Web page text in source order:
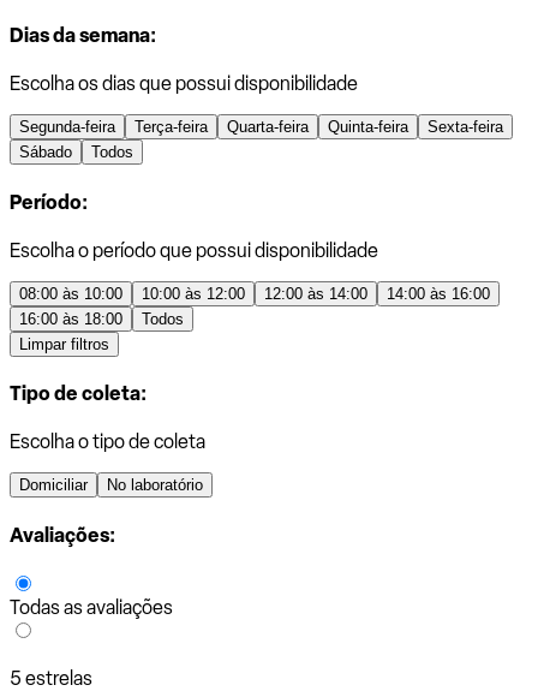
Dias da semana:
Escolha os dias que possui disponibilidade
Segunda-feira Terça-feira Quarta-feira Quinta-feira
Sexta-feira
Sábado
Todos
Período:
Escolha o período que possui disponibilidade
08:00 às 10:00 10:00 às 12:00 12:00 às 14:00
14:00 às 16:00
16:00 às 18:00
Todos
Limpar filtros
Tipo de coleta:
Escolha o tipo de coleta
Domiciliar No laboratório
Avaliações:
Todas as avaliações
5 estrelas